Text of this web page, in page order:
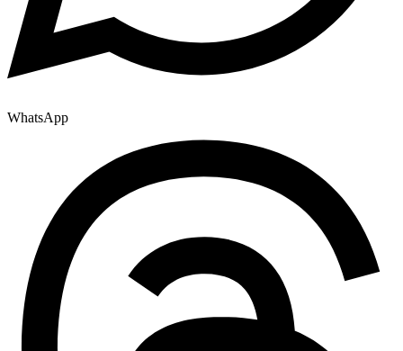
WhatsApp